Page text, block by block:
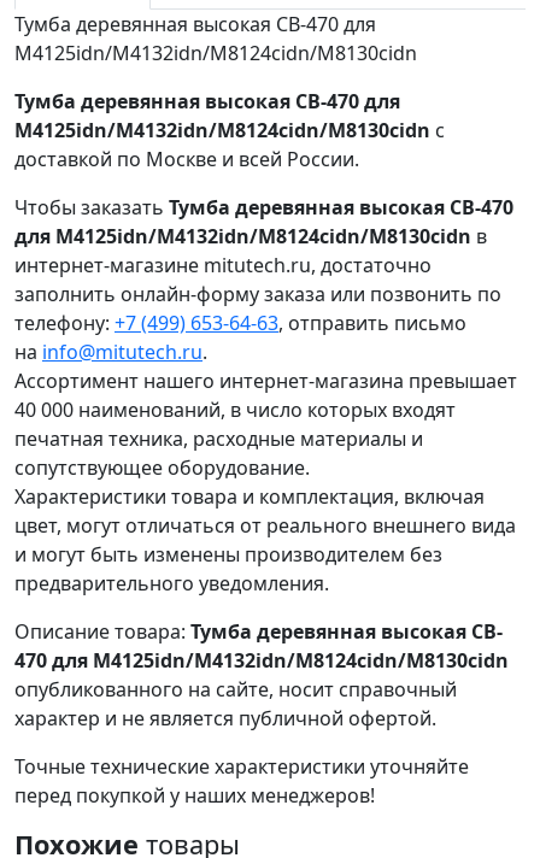
Тумба деревянная высокая CB-470 для
M4125idn/M4132idn/M8124cidn/M8130cidn
Тумба деревянная высокая CB-470 для
M4125idn/M4132idn/M8124cidn/M8130cidn с
доставкой по Москве и всей России.
Чтобы заказать Тумба деревянная высокая CB-470
для M4125idn/M4132idn/M8124cidn/M8130cidn в
интернет-магазине mitutech.ru, достаточно
заполнить онлайн-форму заказа или позвонить по
телефону: +7 (499) 653-64-63, отправить письмо
на info@mitutech.ru.
Ассортимент нашего интернет-магазина превышает
40 000 наименований, в число которых входят
печатная техника, расходные материалы и
сопутствующее оборудование.
Характеристики товара и комплектация, включая
цвет, могут отличаться от реального внешнего вида
и могут быть изменены производителем без
предварительного уведомления.
Описание товара: Тумба деревянная высокая CB-
470 для M4125idn/M4132idn/M8124cidn/M8130cidn
опубликованного на сайте, носит справочный
характер и не является публичной офертой.
Точные технические характеристики уточняйте
перед покупкой у наших менеджеров!
Похожие товары